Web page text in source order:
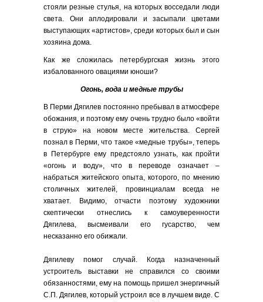
стояли резные стулья, на которых восседали люди
света. Они аплодировали и засыпали цветами
выступающих «артистов», среди которых был и сын
хозяина дома.
Как же сложилась петербургская жизнь этого
избалованного овациями юноши?
Огонь, вода и медные трубы
В Перми Дягилев постоянно пребывал в атмосфере
обожания, и поэтому ему очень трудно было «войти
в струю» на новом месте жительства. Сергей
познал в Перми, что такое «медные трубы», теперь
в Петербурге ему предстояло узнать, как пройти
«огонь и воду», что в переводе означает –
набраться житейского опыта, которого, по мнению
столичных жителей, провинциалам всегда не
хватает. Видимо, отчасти поэтому художники
скептически отнеслись к самоуверенности
Дягилева, высмеивали его гусарство, чем
несказанно его обижали.
Дягилеву помог случай. Когда назначенный
устроитель выставки не справился со своими
обязанностями, ему на помощь пришел энергичный
С.П. Дягилев, который устроил все в лучшем виде. С